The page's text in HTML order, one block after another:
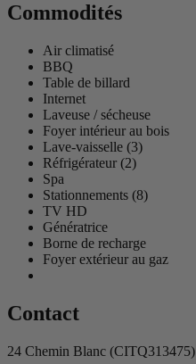
Commodités
Air climatisé
BBQ
Table de billard
Internet
Laveuse / sécheuse
Foyer intérieur au bois
Lave-vaisselle (3)
Réfrigérateur (2)
Spa
Stationnements (8)
TV HD
Génératrice
Borne de recharge
Foyer extérieur au gaz
Contact
24 Chemin Blanc (CITQ313475)